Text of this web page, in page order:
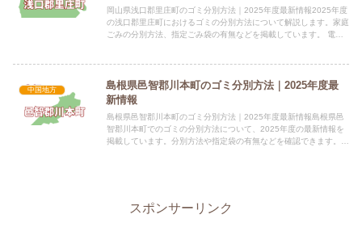
岡山県浅口郡里庄町のゴミ分別方法｜2025年度最新情報2025年度
の浅口郡里庄町におけるゴミの分別方法について解説します。家庭
ごみの分別方法、指定ごみ袋の有無などを掲載しています。 電話
中国地方
島根県邑智郡川本町のゴミ分別方法｜2025年度最
新情報
島根県邑智郡川本町のゴミ分別方法｜2025年度最新情報島根県邑
智郡川本町でのゴミの分別方法について、2025年度の最新情報を
掲載しています。分別方法や指定袋の有無などを確認できます。
スポンサーリンク